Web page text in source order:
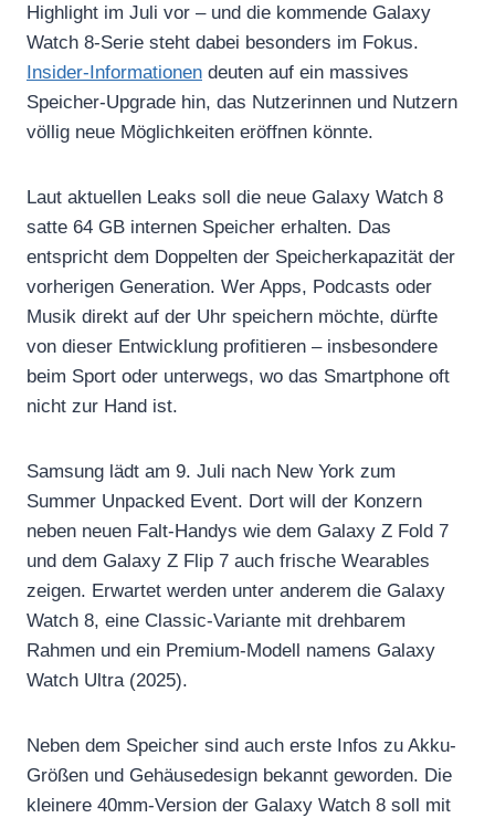
Highlight im Juli vor – und die kommende Galaxy
Watch 8-Serie steht dabei besonders im Fokus.
Insider-Informationen deuten auf ein massives
Speicher-Upgrade hin, das Nutzerinnen und Nutzern
völlig neue Möglichkeiten eröffnen könnte.
Laut aktuellen Leaks soll die neue Galaxy Watch 8
satte 64 GB internen Speicher erhalten. Das
entspricht dem Doppelten der Speicherkapazität der
vorherigen Generation. Wer Apps, Podcasts oder
Musik direkt auf der Uhr speichern möchte, dürfte
von dieser Entwicklung profitieren – insbesondere
beim Sport oder unterwegs, wo das Smartphone oft
nicht zur Hand ist.
Samsung lädt am 9. Juli nach New York zum
Summer Unpacked Event. Dort will der Konzern
neben neuen Falt-Handys wie dem Galaxy Z Fold 7
und dem Galaxy Z Flip 7 auch frische Wearables
zeigen. Erwartet werden unter anderem die Galaxy
Watch 8, eine Classic-Variante mit drehbarem
Rahmen und ein Premium-Modell namens Galaxy
Watch Ultra (2025).
Neben dem Speicher sind auch erste Infos zu Akku-
Größen und Gehäusedesign bekannt geworden. Die
kleinere 40mm-Version der Galaxy Watch 8 soll mit